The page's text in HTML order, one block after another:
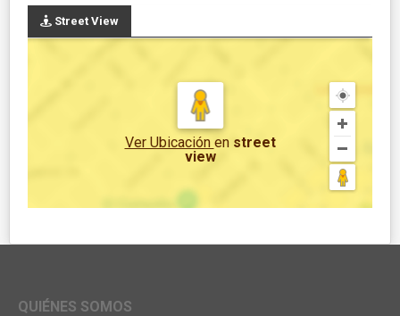
Street View
Ver Ubicación en street
view
QUIÉNES SOMOS